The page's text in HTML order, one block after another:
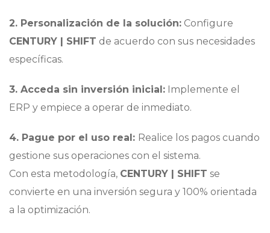
2. Personalización de la solución: Configure
CENTURY | SHIFT de acuerdo con sus necesidades
específicas.
3. Acceda sin inversión inicial: Implemente el
ERP y empiece a operar de inmediato.
4. Pague por el uso real: Realice los pagos cuando
gestione sus operaciones con el sistema.
Con esta metodología, CENTURY | SHIFT se
convierte en una inversión segura y 100% orientada
a la optimización.